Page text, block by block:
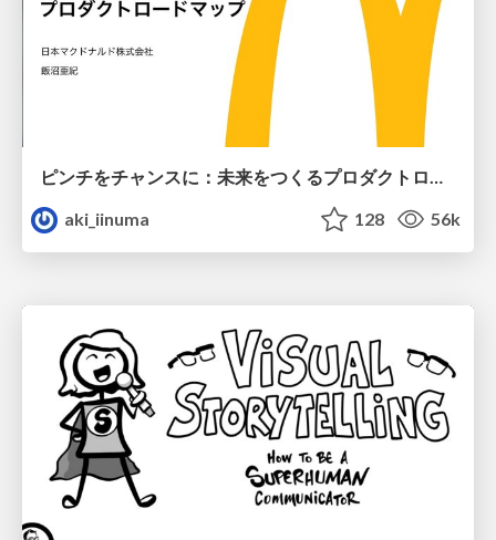
ピンチをチャンスに：未来をつくるプロダクトロードマップ #pmconf2020
aki_iinuma
128 56k